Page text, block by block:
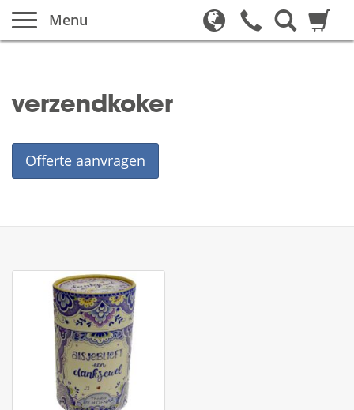
Menu
verzendkoker
Offerte aanvragen